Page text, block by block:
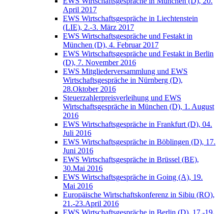
April 2017
EWS Wirtschaftsgespräche in Liechtenstein
(LIE), 2.-3. März 2017
EWS Wirtschaftsgespräche und Festakt in
München (D), 4. Februar 2017
EWS Wirtschaftsgespräche und Festakt in Berlin
(D), 7. November 2016
EWS Mitgliederversammlung und EWS
Wirtschaftsgespräche in Nürnberg (D),
28.Oktober 2016
Steuerzahlerpreisverleihung und EWS
Wirtschaftsgespräche in München (D), 1. August
2016
EWS Wirtschaftsgespräche in Frankfurt (D), 04.
Juli 2016
EWS Wirtschaftsgespräche in Böblingen (D), 17.
Juni 2016
EWS Wirtschaftsgespräche in Brüssel (BE),
30.Mai 2016
EWS Wirtschaftsgespräche in Going (A), 19.
Mai 2016
Europäische Wirtschaftskonferenz in Sibiu (RO),
21.-23.April 2016
EWS Wirtschaftsgespräche in Berlin (D), 17.-19.